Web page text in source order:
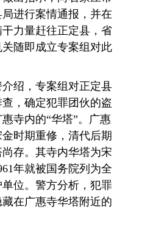
进行案情通报，并在
力量赶往正定县，省
随即成立专案组对此
绍，专案组对正定县
，确定犯罪团伙的盗
寺内的“华塔”。广惠
时期重修，清代后期
存。其寺内华塔为宋
年就被国务院列为全
位。警方分析，犯罪
在广惠寺华塔附近的